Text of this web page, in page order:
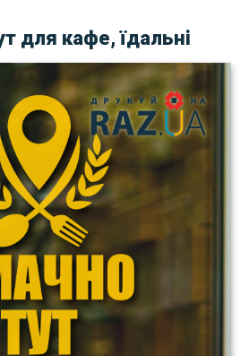
для кафе, їдальні